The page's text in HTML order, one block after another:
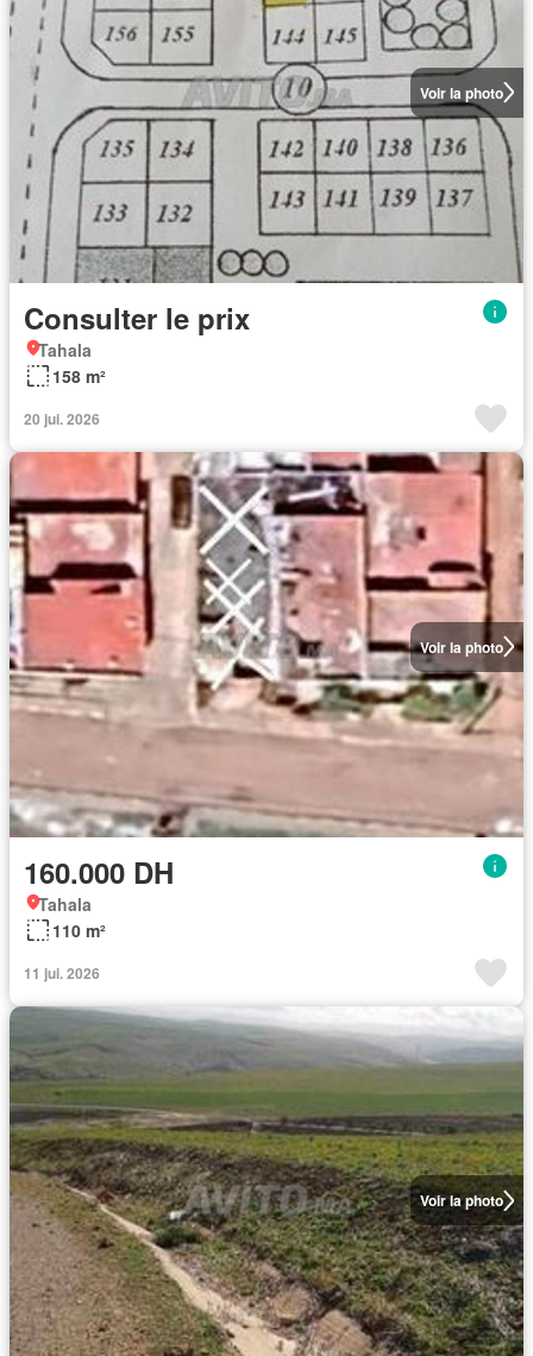
Voir la photo
Consulter le prix
Tahala
158 m²
20 jui. 2026
Voir la photo
160.000 DH
Tahala
110 m²
11 jui. 2026
Voir la photo